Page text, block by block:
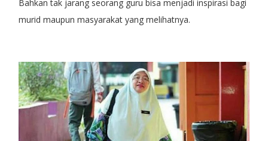
Bahkan tak jarang seorang guru bisa menjadi inspirasi bagi
murid maupun masyarakat yang melihatnya.